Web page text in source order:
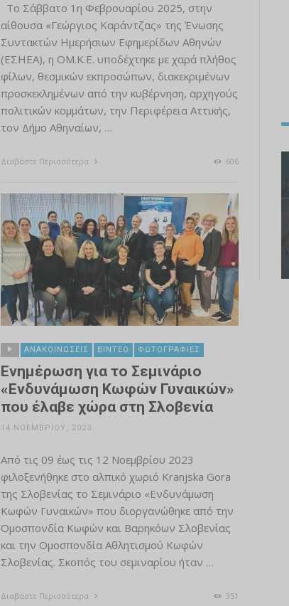
Το Σάββατο 1η Φεβρουαρίου 2025, στην
αίθουσα «Γεώργιος Καράντζας» της Ένωσης
Συντακτών Ημερήσιων Εφημερίδων Αθηνών
(ΕΣΗΕΑ), η ΟΜ.Κ.Ε. υποδέχτηκε με χαρά πλήθος
φίλων, θεσμικών εκπροσώπων, διακεκριμένων
προσκεκλημένων από την κυβέρνηση, αρχηγούς
πολιτικών κομμάτων, την Περιφέρεια Αττικής,
τον Δήμο Αθηναίων, …
Διαβάστε Περισσότερα 606
ΑΝΑΚΟΙΝΏΣΕΙΣ ΒΊΝΤΕΟ ΦΩΤΟΓΡΑΦΊΕΣ
Ενημέρωση για το Σεμινάριο
«Ενδυνάμωση Κωφών Γυναικών»
που έλαβε χώρα στη Σλοβενία
14 ΝΟΕΜΒΡΊΟΥ, 2023
Από τις 09 έως τις 12 Νοεμβρίου 2023
φιλοξενήθηκε στο αλπικό χωριό Kranjska Gora
της Σλοβενίας το Σεμινάριο «Ενδυνάμωση
Κωφών Γυναικών» που διοργανώθηκε από την
Ομοσπονδία Κωφών και Βαρηκόων Σλοβενίας
και την Ομοσπονδία Αθλητισμού Κωφών
Σλοβενίας. Σκοπός του σεμιναρίου ήταν …
Διαβάστε Περισσότερα 351